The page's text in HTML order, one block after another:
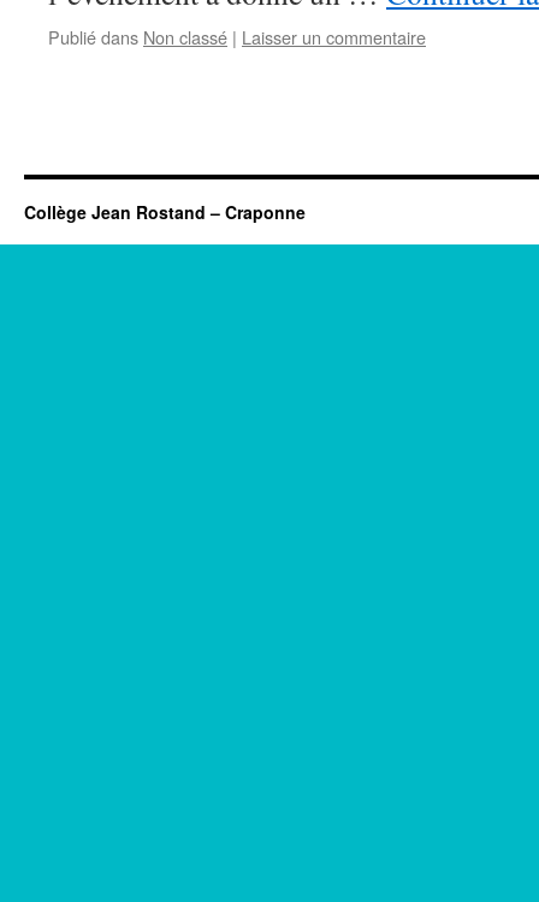
Publié dans Non classé | Laisser un commentaire
Collège Jean Rostand – Craponne